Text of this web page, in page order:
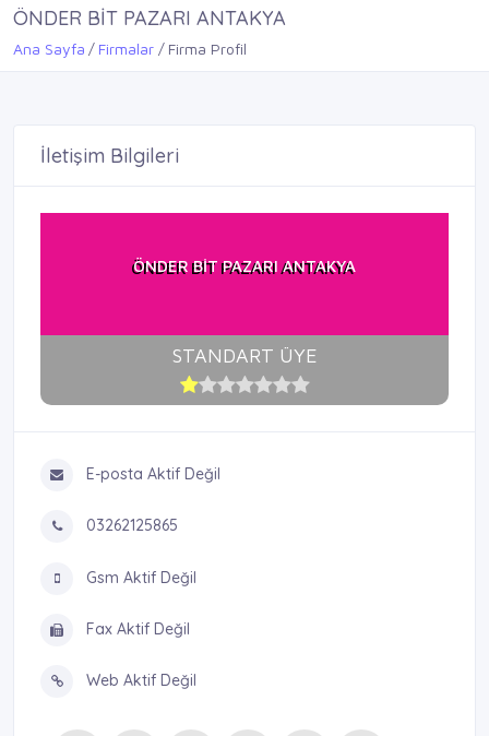
ÖNDER BİT PAZARI ANTAKYA
Ana Sayfa Firmalar Firma Profil
İletişim Bilgileri
ÖNDER BİT PAZARI ANTAKYA
STANDART ÜYE
E-posta Aktif Değil
03262125865
Gsm Aktif Değil
Fax Aktif Değil
Web Aktif Değil